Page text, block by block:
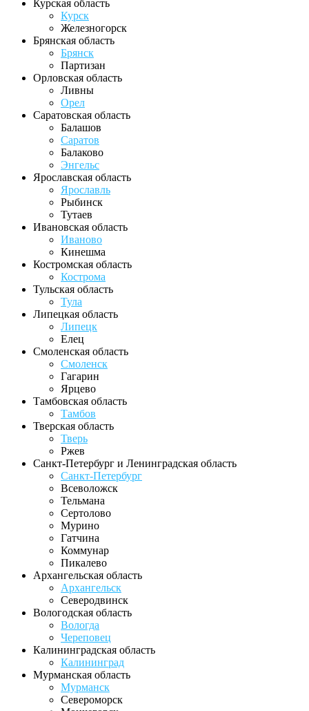
Курская область
Курск
Железногорск
Брянская область
Брянск
Партизан
Орловская область
Ливны
Орел
Саратовская область
Балашов
Саратов
Балаково
Энгельс
Ярославская область
Ярославль
Рыбинск
Тутаев
Ивановская область
Иваново
Кинешма
Костромская область
Кострома
Тульская область
Тула
Липецкая область
Липецк
Елец
Смоленская область
Смоленск
Гагарин
Ярцево
Тамбовская область
Тамбов
Тверская область
Тверь
Ржев
Санкт-Петербург и Ленинградская область
Санкт-Петербург
Всеволожск
Тельмана
Сертолово
Мурино
Гатчина
Коммунар
Пикалево
Архангельская область
Архангельск
Северодвинск
Вологодская область
Вологда
Череповец
Калининградская область
Калининград
Мурманская область
Мурманск
Североморск